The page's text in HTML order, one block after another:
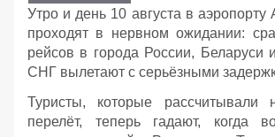
Утро и день 10 августа в аэропорту
проходят в нервном ожидании:
рейсов в города России, Беларуси
СНГ вылетают с серьёзными
Туристы, которые рассчитывали
перелёт, теперь гадают, когда